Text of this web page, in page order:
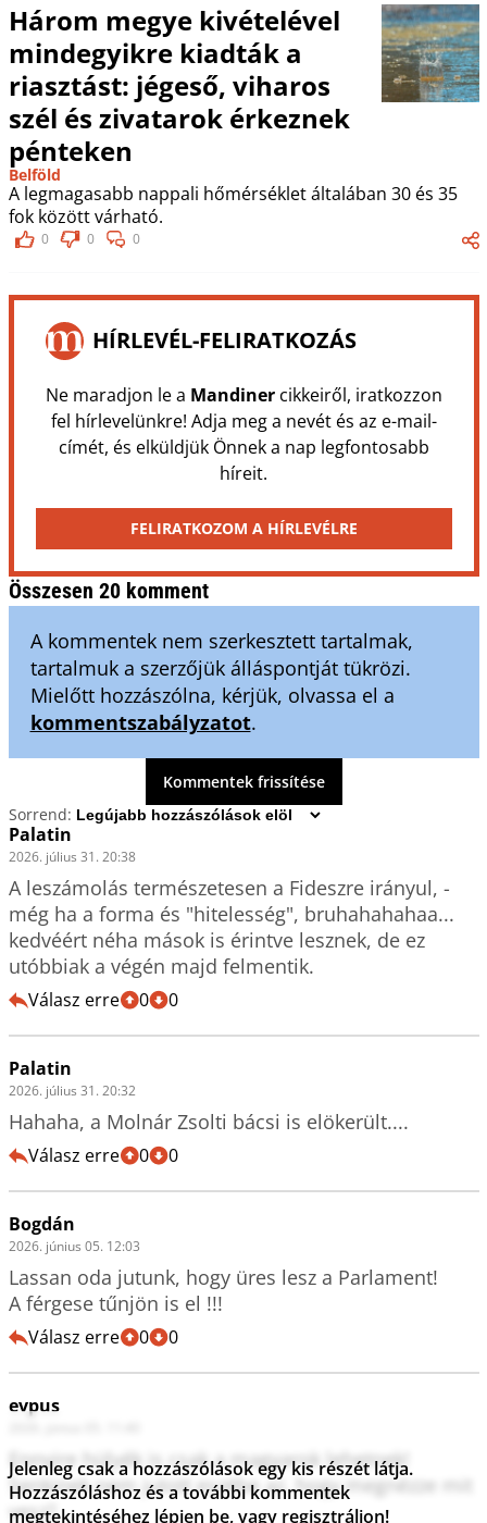
Három megye kivételével
mindegyikre kiadták a
riasztást: jégeső, viharos
szél és zivatarok érkeznek
pénteken
Belföld
A legmagasabb nappali hőmérséklet általában 30 és 35
fok között várható.
0 0 0
HÍRLEVÉL-FELIRATKOZÁS
Ne maradjon le a Mandinercikkeiről, iratkozzon
fel hírlevelünkre! Adja meg a nevét és az e-mail-
címét, és elküldjük Önnek a nap legfontosabb
híreit.
FELIRATKOZOM A HÍRLEVÉLRE
Összesen 20 komment
A kommentek nem szerkesztett tartalmak,
tartalmuk a szerzőjük álláspontját tükrözi.
Mielőtt hozzászólna, kérjük, olvassa el a
kommentszabályzatot.
Kommentek frissítése
Sorrend:
Palatin
2026. július 31. 20:38
A leszámolás természetesen a Fideszre irányul, -
még ha a forma és "hitelesség", bruhahahahaa...
kedvéért néha mások is érintve lesznek, de ez
utóbbiak a végén majd felmentik.
Válasz erre 0 0
Palatin
2026. július 31. 20:32
Hahaha, a Molnár Zsolti bácsi is elökerült....
Válasz erre 0 0
Bogdán
2026. június 05. 12:03
Lassan oda jutunk, hogy üres lesz a Parlament!
A férgese tűnjön is el !!!
Válasz erre 0 0
evpus
Ennyire hülyék is csak a magyarok lehetnek!
Senkinek nem jutott eszébe az, hogy megnézze mit
vesz?
Jelenleg csak a hozzászólások egy kis részét látja.
Hozzászóláshoz és a további kommentek
megtekintéséhez lépjen be, vagy regisztráljon!